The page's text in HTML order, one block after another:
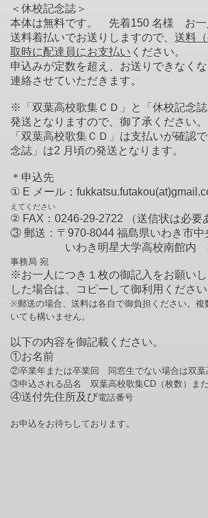
＜休校記念誌＞
本体は無料です。 先着150 名様 お一
送料着払いでお送りしますので、 送料
取時に配達員にお支払い ください。
申込みが定数を超え、お送りできなく
連絡させていただきます。
※「双葉高校歌集ＣＤ」と「休校記念
発送となりますので、御了承ください。
「双葉高校歌集ＣＤ」は支払いが確認
念誌」は2 月頃の発送となります。
＊申込先
① E メール：
えてください
② FAX：0246-29-2722 （送信状は必要
③ 郵送：〒970-8044 福島県いわき市中
いわき明星大学高校南館内
事務局 宛
※お一人につき１枚の御記入をお願い
した場合は、コピーして御利用ください
※郵送の場合、送料は各自で御負担ください。複
いても構いません。
以下の内容を御記載ください。
①お名前
②卒業年または卒業回 同窓生でない場合は双葉
③申込される品名 双葉高校歌集CD（枚数）ま
④送付先住所及び電話番号
お申込をお待ちしております。